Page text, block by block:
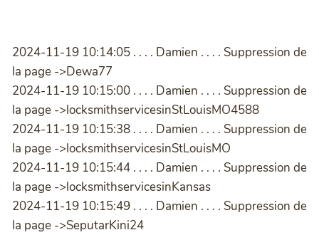
2024-11-19 10:14:05 . . . . Damien . . . . Suppression de
la page ->Dewa77
2024-11-19 10:15:00 . . . . Damien . . . . Suppression de
la page ->locksmithservicesinStLouisMO4588
2024-11-19 10:15:38 . . . . Damien . . . . Suppression de
la page ->locksmithservicesinStLouisMO
2024-11-19 10:15:44 . . . . Damien . . . . Suppression de
la page ->locksmithservicesinKansas
2024-11-19 10:15:49 . . . . Damien . . . . Suppression de
la page ->SeputarKini24